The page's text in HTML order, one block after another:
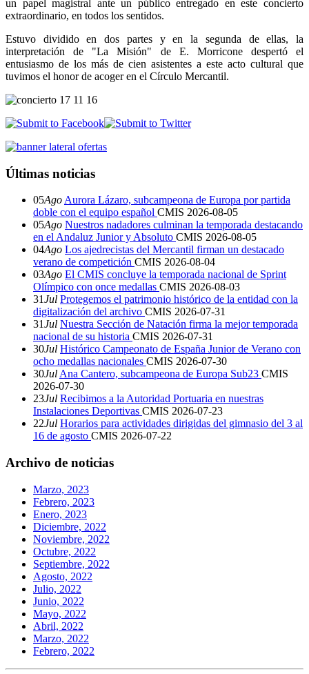
un papel magistral ante un público entregado en este concierto
extraordinario, en todos los sentidos.
Estuvo dividido en dos partes y en la segunda de ellas, la
interpretación de "La Misión" de E. Morricone despertó el
entusiasmo de los más de cien asistentes a este acto cultural que
tuvimos el honor de acoger en el Círculo Mercantil.
Últimas noticias
05Ago Aurora Lázaro, subcampeona de Europa por partida
doble con el equipo español CMIS 2026-08-05
05Ago Nuestros nadadores culminan la temporada destacando
en el Andaluz Junior y Absoluto CMIS 2026-08-05
04Ago Los ajedrecistas del Mercantil firman un destacado
verano de competición CMIS 2026-08-04
03Ago El CMIS concluye la temporada nacional de Sprint
Olímpico con once medallas CMIS 2026-08-03
31Jul Protegemos el patrimonio histórico de la entidad con la
digitalización del archivo CMIS 2026-07-31
31Jul Nuestra Sección de Natación firma la mejor temporada
nacional de su historia CMIS 2026-07-31
30Jul Histórico Campeonato de España Junior de Verano con
ocho medallas nacionales CMIS 2026-07-30
30Jul Ana Cantero, subcampeona de Europa Sub23 CMIS
2026-07-30
23Jul Recibimos a la Autoridad Portuaria en nuestras
Instalaciones Deportivas CMIS 2026-07-23
22Jul Horarios para actividades dirigidas del gimnasio del 3 al
16 de agosto CMIS 2026-07-22
Archivo de noticias
Marzo, 2023
Febrero, 2023
Enero, 2023
Diciembre, 2022
Noviembre, 2022
Octubre, 2022
Septiembre, 2022
Agosto, 2022
Julio, 2022
Junio, 2022
Mayo, 2022
Abril, 2022
Marzo, 2022
Febrero, 2022